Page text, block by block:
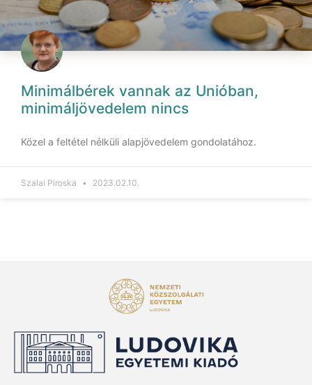
Minimálbérek vannak az Unióban,
minimáljövedelem nincs
Közel a feltétel nélküli alapjövedelem gondolatához.
Szalai Piroska 2023.02.10.